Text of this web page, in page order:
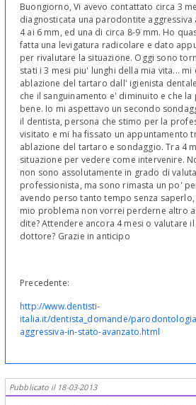
Buongiorno, Vi avevo contattato circa 3
diagnosticata una parodontite aggressiva
4 ai 6 mm, ed una di circa 8-9 mm. Ho
fatta una levigatura radicolare e dato
per rivalutare la situazione. Oggi sono
stati i 3 mesi piu' lunghi della mia vita... mi
ablazione del tartaro dall' igienista
che il sanguinamento e' diminuito e che
bene. Io mi aspettavo un secondo
il dentista, persona che stimo per la
visitato e mi ha fissato un appuntamento
ablazione del tartaro e sondaggio. Tra 4
situazione per vedere come intervenire.
non sono assolutamente in grado di
professionista, ma sono rimasta un po'
avendo perso tanto tempo senza
mio problema non vorrei perderne altro
dite? Attendere ancora 4 mesi o valutare
dottore? Grazie in anticipo
Precedente:
http://www.dentisti-
italia.it/dentista_domande/
aggressiva-in-stato-avanzato.html
Pubblicato il 18-03-2013